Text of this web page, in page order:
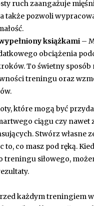
ruch zaangażuje
także pozwoli
książkami –
obciążenia
To świetny sposób
treningu oraz
które mogą być
ciągu czy nawet
Stwórz własne
to, co masz pod ręką.
treningu siłowego,
każdym treningiem